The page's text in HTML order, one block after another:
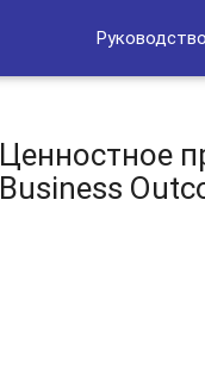
Ценностное
Business